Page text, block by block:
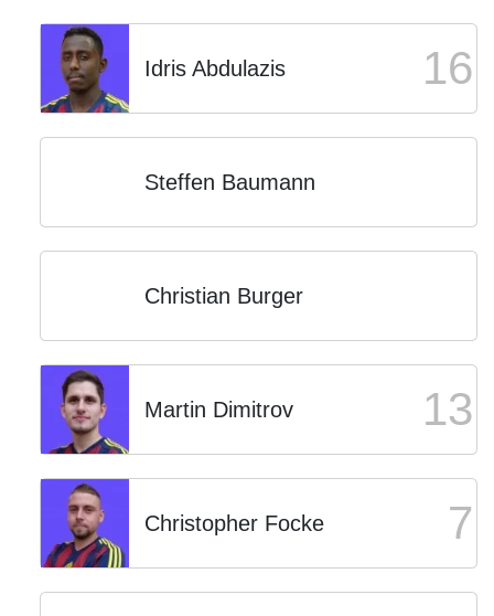
Idris Abdulazis 16
Steffen Baumann
Christian Burger
Martin Dimitrov 13
Christopher Focke 7